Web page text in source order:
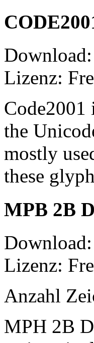
Download:
Lizenz:
Code2001
the
mostly
these
MPB 2B
Download:
Lizenz:
Anzahl
MPH 2B